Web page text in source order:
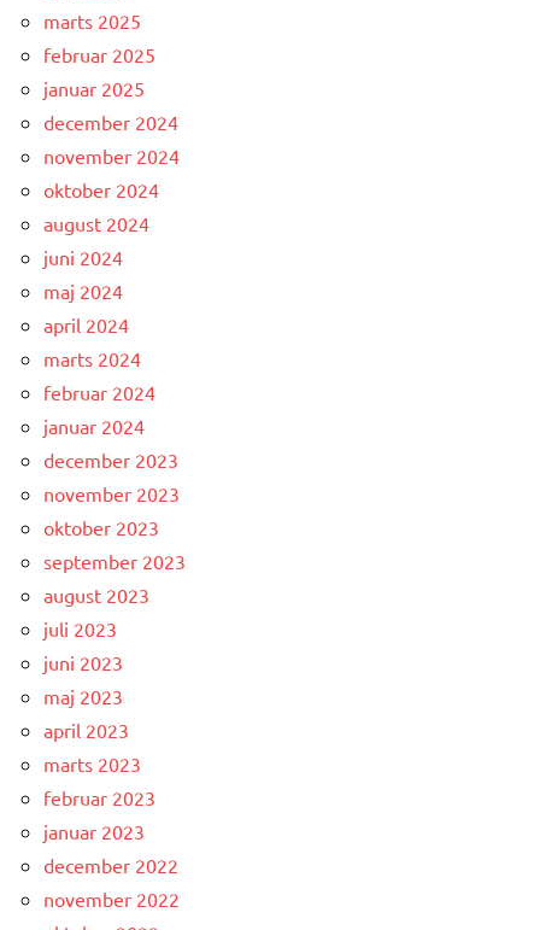
marts 2025
februar 2025
januar 2025
december 2024
november 2024
oktober 2024
august 2024
juni 2024
maj 2024
april 2024
marts 2024
februar 2024
januar 2024
december 2023
november 2023
oktober 2023
september 2023
august 2023
juli 2023
juni 2023
maj 2023
april 2023
marts 2023
februar 2023
januar 2023
december 2022
november 2022